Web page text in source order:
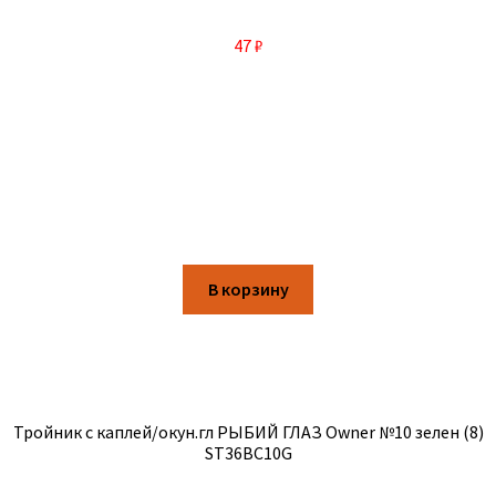
47₽
В корзину
Тройник с каплей/окун.гл РЫБИЙ ГЛАЗ Owner №10 зелен (8)
ST36BC10G